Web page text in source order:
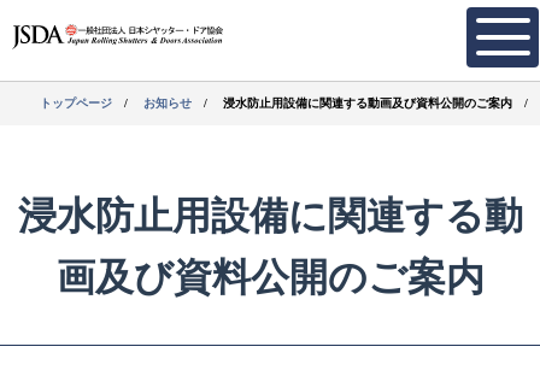
トップページ お知らせ 浸水防止用設備に関連する動画及び資料公開のご案内
浸水防止用設備に関連する動
画及び資料公開のご案内